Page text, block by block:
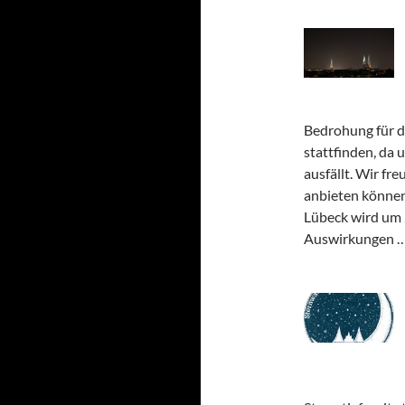
Bedrohung für
stattfinden, da
ausfällt. Wir
anbieten
Lübeck wird
Auswirkungen …